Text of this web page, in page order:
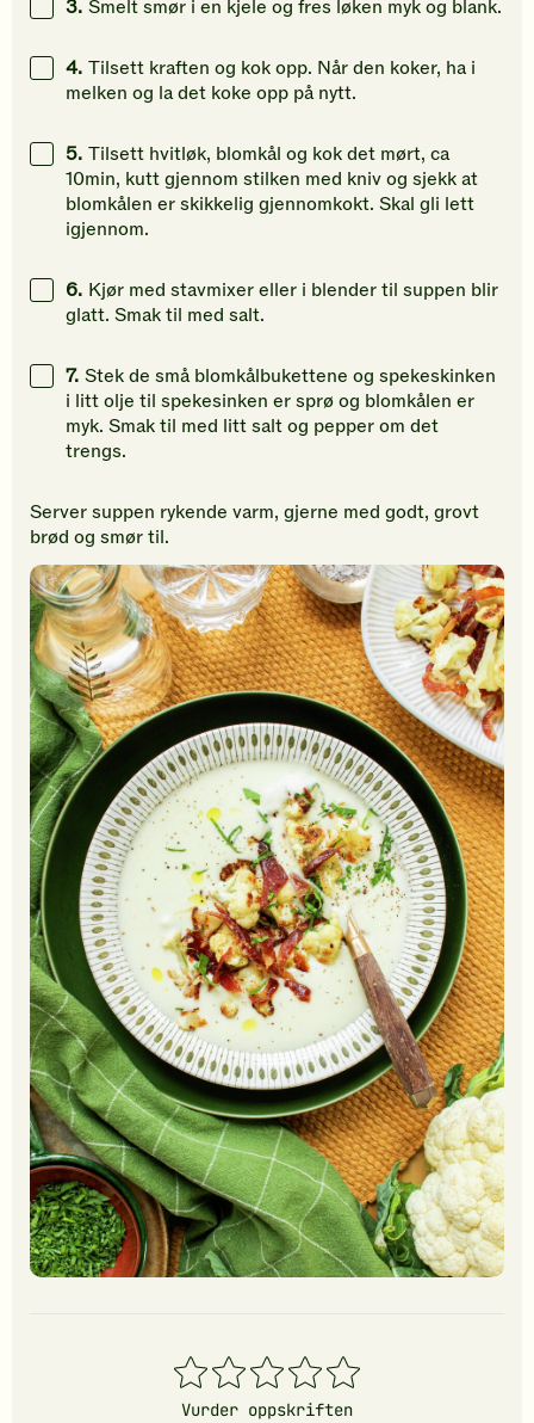
3. Smelt smør i en kjele og fres løken myk og blank.
4. Tilsett kraften og kok opp. Når den koker, ha i
melken og la det koke opp på nytt.
5. Tilsett hvitløk, blomkål og kok det mørt, ca
10min, kutt gjennom stilken med kniv og sjekk at
blomkålen er skikkelig gjennomkokt. Skal gli lett
igjennom.
6. Kjør med stavmixer eller i blender til suppen blir
glatt. Smak til med salt.
7. Stek de små blomkålbukettene og spekeskinken
i litt olje til spekesinken er sprø og blomkålen er
myk. Smak til med litt salt og pepper om det
trengs.
Server suppen rykende varm, gjerne med godt, grovt
brød og smør til.
1
stjerner
2
stjerner
3
stjerner
4
stjerner
5
stjerner
Vurder oppskriften